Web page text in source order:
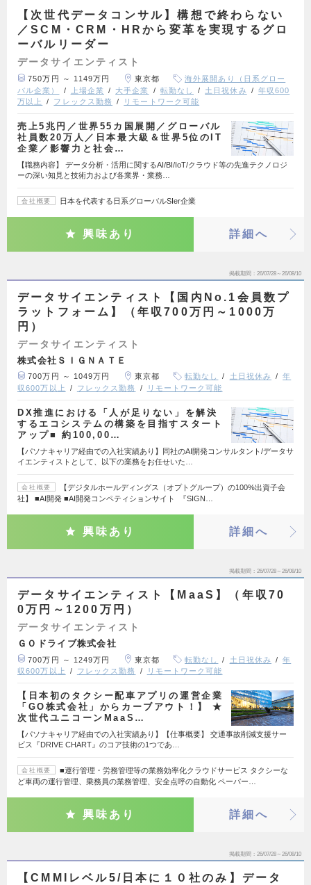
【次世代データコンサル】構想で終わらない
／SCM・CRM・HRから変革を実現するグロ
ーバルリーダー
データサイエンティスト
750万円 ～ 1149万円 東京都
海外展開あり（日系グロー
バル企業）
上場企業 大手企業 転勤なし 土日祝休み
年収600
万以上
フレックス勤務 リモートワーク可能
売上5兆円／世界55カ国展開／グローバル
社員数20万人／日本最大級＆世界5位のIT
企業／影響力と社会…
【職務内容】 データ分析・活用に関するAI/BI/IoT/クラウド等の先進テクノロジ
ーの深い知見と技術力および各業界・業務…
会社概要 日本を代表する日系グローバルSIer企業
興味あり 詳細へ
掲載期間 26/07/28～26/08/10
データサイエンティスト【国内No.1会員数プ
ラットフォーム】（年収700万円～1000万
円）
データサイエンティスト
株式会社ＳＩＧＮＡＴＥ
700万円 ～ 1049万円 東京都 転勤なし 土日祝休み
年
収600万以上
フレックス勤務 リモートワーク可能
DX推進における「人が足りない」を解決
するエコシステムの構築を目指すスタート
アップ■ 約100,00…
【パソナキャリア経由での入社実績あり】同社のAI開発コンサルタント/データサ
イエンティストとして、以下の業務をお任せいた…
会社概要
【デジタルホールディングス（オプトグループ）の100%出資子会
社】 ■AI開発 ■AI開発コンペティションサイト 『SIGN…
興味あり 詳細へ
掲載期間 26/07/28～26/08/10
データサイエンティスト【MaaS】（年収70
0万円～1200万円）
データサイエンティスト
ＧＯドライブ株式会社
700万円 ～ 1249万円 東京都 転勤なし 土日祝休み
年
収600万以上
フレックス勤務 リモートワーク可能
【日本初のタクシー配車アプリの運営企業
「GO株式会社」からカーブアウト！】 ★
次世代ユニコーンMaaS…
【パソナキャリア経由での入社実績あり】【仕事概要】 交通事故削減支援サー
ビス『DRIVE CHART』のコア技術の1つであ…
会社概要
■運行管理・労務管理等の業務効率化クラウドサービス タクシーな
ど車両の運行管理、乗務員の業務管理、安全点呼の自動化 ペーパー…
興味あり 詳細へ
掲載期間 26/07/28～26/08/10
【CMMIレベル5/日本に１０社のみ】データ